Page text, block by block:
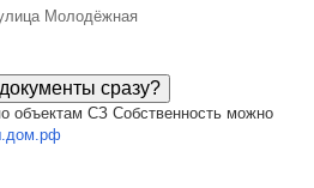
Молодёжная
сразу?
объектам СЗ Собственность можно